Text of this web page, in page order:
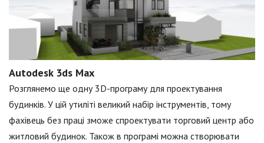
Autodesk 3ds Max
Розглянемо ще одну 3D-програму для проектування
будинків. У цій утиліті великий набір інструментів, тому
фахівець без праці зможе спроектувати торговий центр або
житловий будинок. Також в програмі можна створювати